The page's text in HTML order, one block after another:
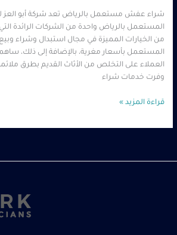
شراء عفش مستعمل بالرياض تعد شركة أبو العز
المستعمل بالرياض واحدة من الشركات الرائدة
من الخيارات المميزة في مجال استبدال وشراء وبيع
المستعمل بأسعار مغرية، بالإضافة إلى ذلك،
العملاء على التخلص من الأثاث القديم بطرق
وفرت خدمات شراء
قراءة المزيد »